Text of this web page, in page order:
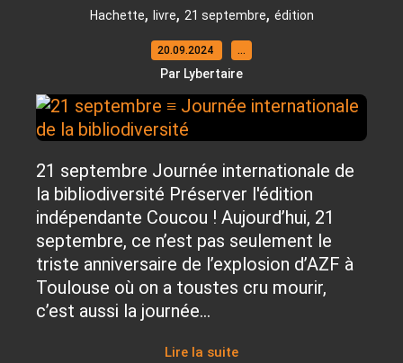
Hachette, livre, 21 septembre, édition
20.09.2024 …
Par Lybertaire
21 septembre Journée internationale de
la bibliodiversité Préserver l'édition
indépendante Coucou ! Aujourd’hui, 21
septembre, ce n’est pas seulement le
triste anniversaire de l’explosion d’AZF à
Toulouse où on a toustes cru mourir,
c’est aussi la journée...
Lire la suite